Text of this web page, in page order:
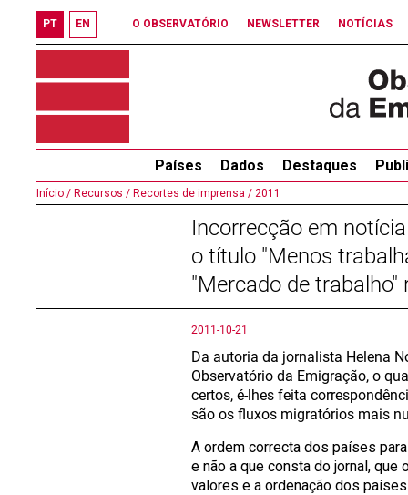
PT EN O OBSERVATÓRIO NEWSLETTER NOTÍCIAS
Países Dados Destaques
Início / Recursos / Recortes de imprensa / 2011
Incorrecção em
o título "Menos
"Mercado de
2011-10-21
Da autoria da jornalista Helena
Observatório da Emigração, o
certos, é-lhes feita
são os fluxos migratórios mais
A ordem correcta dos países
e não a que consta do jornal,
valores e a ordenação dos